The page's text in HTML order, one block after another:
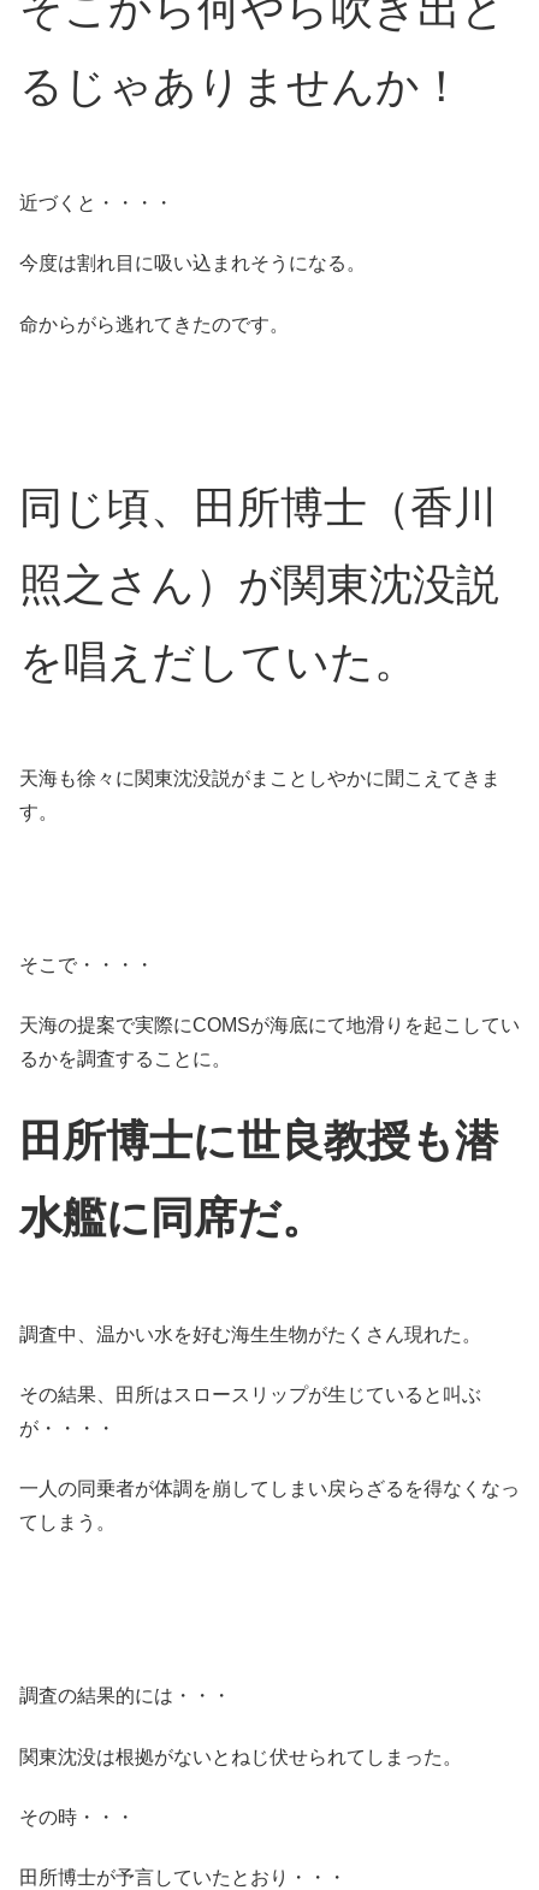
るじゃありませんか！
近づくと・・・・
今度は割れ目に吸い込まれそうになる。
命からがら逃れてきたのです。
同じ頃、田所博士（香川
照之さん）が関東沈没説
を唱えだしていた。
天海も徐々に関東沈没説がまことしやかに聞こえてきま
す。
そこで・・・・
天海の提案で実際にCOMSが海底にて地滑りを起こしてい
るかを調査することに。
田所博士に世良教授も潜
水艦に同席だ。
調査中、温かい水を好む海生生物がたくさん現れた。
その結果、田所はスロースリップが生じていると叫ぶ
が・・・・
一人の同乗者が体調を崩してしまい戻らざるを得なくなっ
てしまう。
調査の結果的には・・・
関東沈没は根拠がないとねじ伏せられてしまった。
その時・・・
田所博士が予言していたとおり・・・